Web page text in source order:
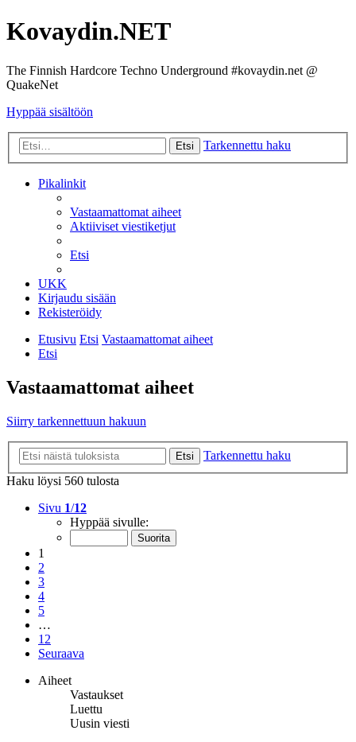
Kovaydin.NET
The Finnish Hardcore Techno Underground #kovaydin.net @
QuakeNet
Hyppää sisältöön
Etsi Tarkennettu haku
Pikalinkit
Vastaamattomat aiheet
Aktiiviset viestiketjut
Etsi
UKK
Kirjaudu sisään
Rekisteröidy
Etusivu Etsi Vastaamattomat aiheet
Etsi
Vastaamattomat aiheet
Siirry tarkennettuun hakuun
Etsi
Tarkennettu haku
Haku löysi 560 tulosta
Sivu 1/12
Hyppää sivulle:
1
2
3
4
5
…
12
Seuraava
Aiheet
Vastaukset
Luettu
Uusin viesti